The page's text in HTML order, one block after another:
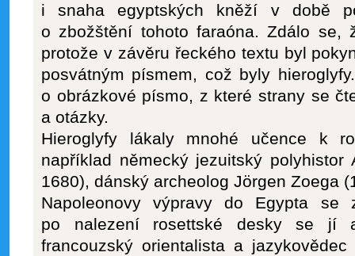
i snaha egyptských kněží v době
o zbožštění tohoto faraóna. Zdálo se,
protože v závěru řeckého textu byl
posvátným písmem, což byly
o obrázkové písmo, z které strany se
a otázky.
Hieroglyfy lákaly mnohé učence k
například německý jezuitský polyhistor
1680), dánský archeolog Jörgen Zoega
Napoleonovy výpravy do Egypta se
po nalezení rosettské desky se jí
francouzský orientalista a